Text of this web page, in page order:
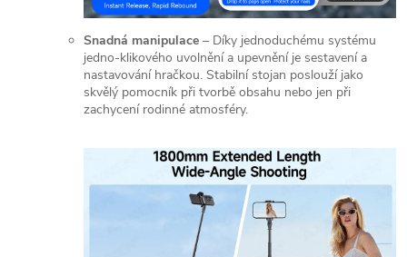
Snadná manipulace – Díky jednoduchému systému
jedno-klikového uvolnění a upevnění je sestavení a
nastavování hračkou. Stabilní stojan poslouží jako
skvělý pomocník při tvorbě obsahu nebo jen při
zachycení rodinné atmosféry.